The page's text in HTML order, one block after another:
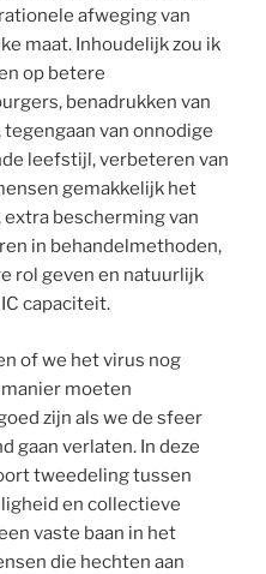
afweging van
maat. Inhoudelijk zou ik
op betere
benadrukken van
van onnodige
leefstijl, verbeteren van
gemakkelijk het
extra bescherming van
in behandelmethoden,
rol geven en natuurlijk
capaciteit.
of we het virus nog
moeten
zijn als we de sfeer
gaan verlaten. In deze
tweedeling tussen
en collectieve
vaste baan in het
die hechten aan